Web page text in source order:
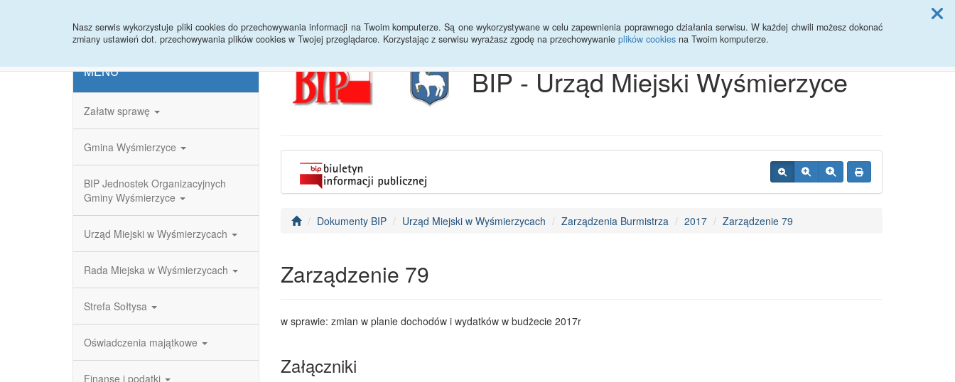
Nasz serwis wykorzystuje pliki cookies do przechowywania informacji na Twoim komputerze. Są one wykorzystywane w celu zapewnienia poprawnego działania serwisu. W każdej chwili możesz dokonać
zmiany ustawień dot. przechowywania plików cookies w Twojej przeglądarce. Korzystając z serwisu wyrażasz zgodę na przechowywanie plików cookies na Twoim komputerze.
Przycisk wyszukaj duży
MENU
Załatw sprawę
Gmina Wyśmierzyce
BIP Jednostek Organizacyjnych
Gminy Wyśmierzyce
Urząd Miejski w Wyśmierzycach
Rada Miejska w Wyśmierzycach
Strefa Sołtysa
Oświadczenia majątkowe
Finanse i podatki
BIP - Urząd Miejski Wyśmierzyce
Dokumenty BIP Urząd Miejski w Wyśmierzycach Zarządzenia Burmistrza 2017 Zarządzenie 79
Zarządzenie 79
w sprawie: zmian w planie dochodów i wydatków w budżecie 2017r
Załączniki